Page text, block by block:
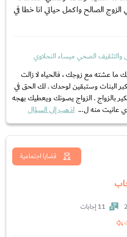
الصالح واكمل حياتي انا خطا في
والتثقيف الصحي ميساء النحلاوي
ما عشته مع زوجك ، فالحياه لا زالت
البنات وستبقين لوحدك . لك الحق في
بالزواج . الزواج يصونك ويعطيك بهجه
عانيت منه ل... اذهب إلى السؤال
قضايا اجتماعية
11 إجابات